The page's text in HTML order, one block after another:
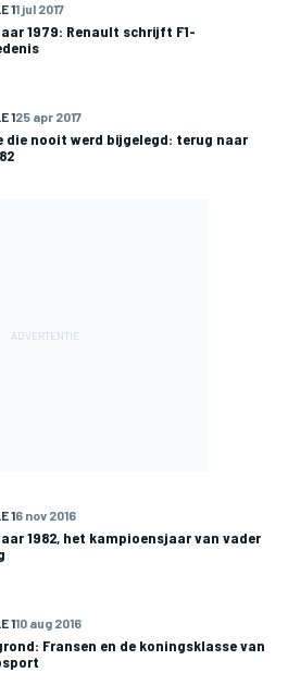
11 jul 2017
1979: Renault schrijft F1-
125 apr 2017
die nooit werd bijgelegd: terug naar
16 nov 2016
1982, het kampioensjaar van vader
110 aug 2016
Fransen en de koningsklasse van